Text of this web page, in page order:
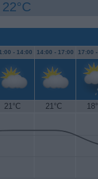
22°C
- 14:00 14:00 - 17:00 17:00
21°C 21°C